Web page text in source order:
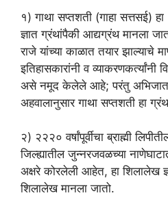
१) गाथा सप्तशती (गाहा सत्तसई) हा
ज्ञात ग्रंथांपैकी आद्यग्रंथ मानला
राजे यांच्या काळात तयार झाल्याचे
इतिहासकारांनी व
असे नमूद केलेले आहे; परंतु अभिजात
अहवालानुसार गाथा सप्तशती हा
२) २२२० वर्षांपूर्वीचा ब्राह्मी
जिल्ह्यातील जुन्नरजवळच्या
अक्षरे कोरलेली आहेत, हा शिलालेख
शिलालेख मानला जातो.